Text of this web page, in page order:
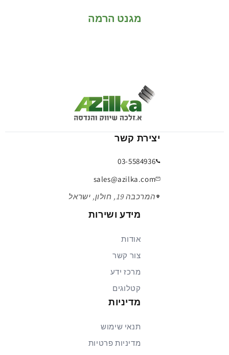
מגנט הרמה
יצירת קשר
03-5584936
sales@azilka.com
המרכבה 19, חולון, ישראל
מידע ושירות
אודות
צור קשר
מרכז ידע
קטלוגים
מדיניות
תנאי שימוש
מדיניות פרטיות